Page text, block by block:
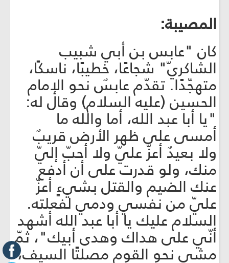
المصيبة:
كان "عابس بن أبي شبيب
الشاكريّ" شجاعًا، خطيبًا، ناسكًا،
متهجّدًا. تقدّم عابسٌ نحو الإمام
الحسين (عليه السلام) وقال له:
"يا أبا عبد الله، أما والله ما
أمسى على ظهر الأرض قريبٌ
ولا بعيدٌ أعزّ عليّ ولا أحبّ إليّ
منك، ولو قدرت على أن أدفع
عنك الضيم والقتل بشيءٍ أعزّ
عليّ من نفسي ودمي لفعلته.
السلام عليك يا أبا عبد الله أشهد
أنّي على هداك وهدى أبيك"، ثمّ
مشى نحو القوم مصلتًا السيف،